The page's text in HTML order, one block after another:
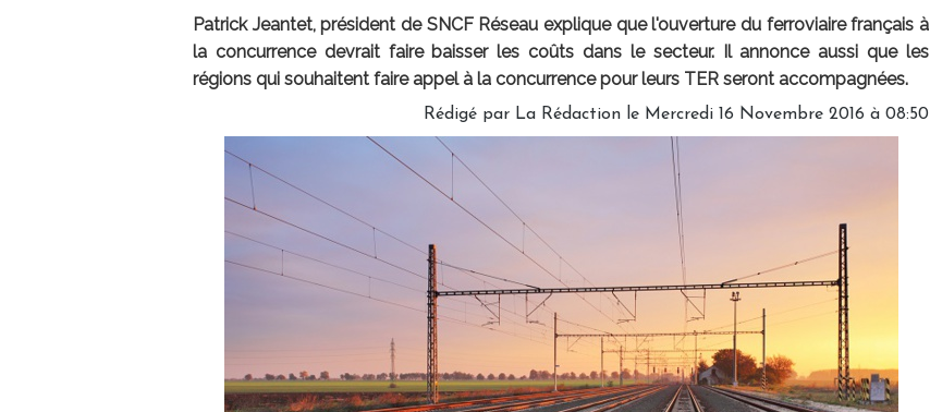
Patrick Jeantet, président de SNCF Réseau explique que l'ouverture du ferroviaire français à
la concurrence devrait faire baisser les coûts dans le secteur. Il annonce aussi que les
régions qui souhaitent faire appel à la concurrence pour leurs TER seront accompagnées.
Rédigé par La Rédaction le Mercredi 16 Novembre 2016 à 08:50